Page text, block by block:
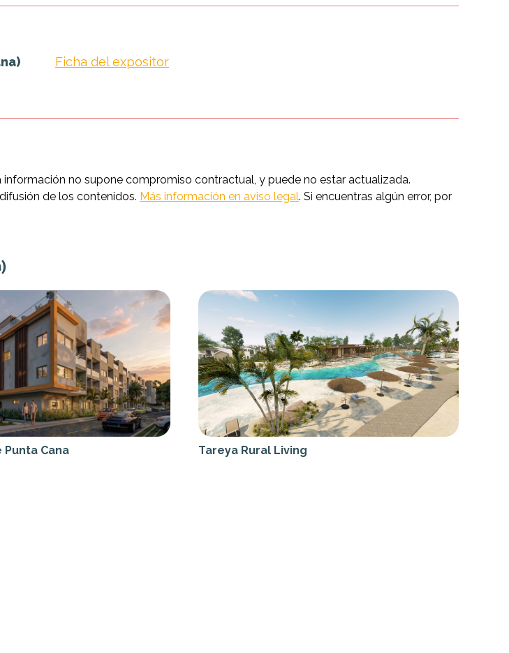
Ficha del expositor
no supone compromiso contractual, y puede no estar actualizada.
de los contenidos. Más información en aviso legal. Si encuentras algún error, por
Punta Cana Tareya Rural Living